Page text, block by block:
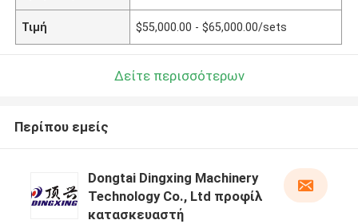
Τιμή $55,000.00 - $65,000.00/sets
Δείτε περισσότερων
Περίπου εμείς
Dongtai Dingxing Machinery
Technology Co., Ltd προφίλ
κατασκευαστή